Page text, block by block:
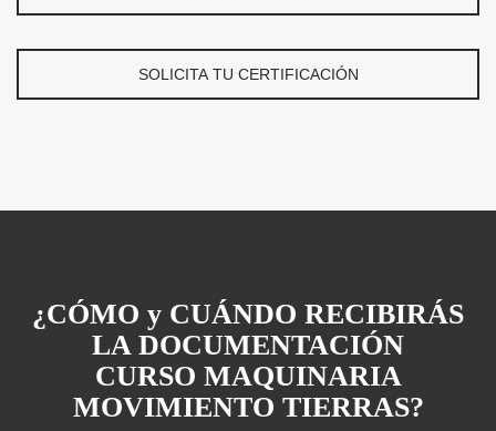
SOLICITA TU CERTIFICACIÓN
¿CÓMO y CUÁNDO RECIBIRÁS
LA DOCUMENTACIÓN
CURSO MAQUINARIA
MOVIMIENTO TIERRAS?